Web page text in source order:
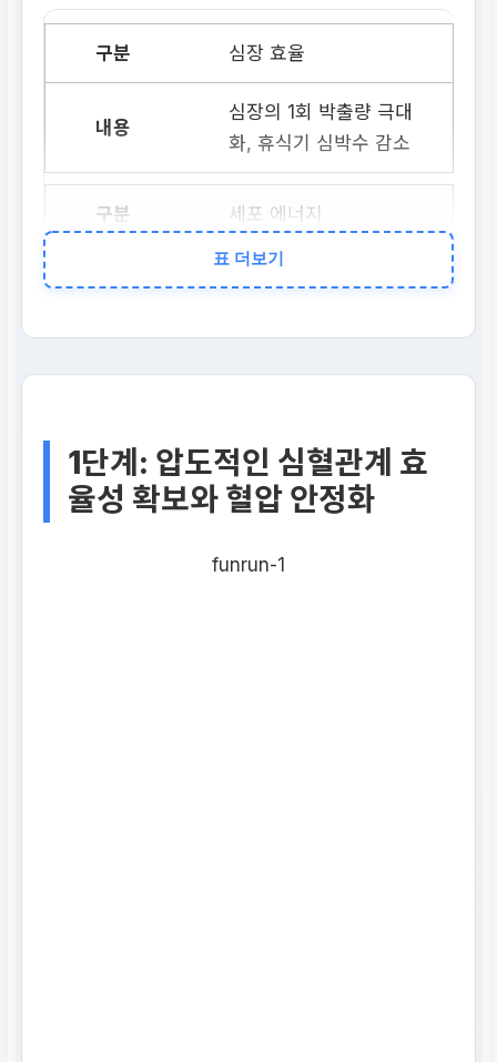
심장 효율
심장의 1회 박출량 극대
화, 휴식기 심박수 감소
세포 에너지
미토콘드리아 밀도 폭발
력 극대화
인슐린 민감도 향상, 혈
당 안정화 및 체지방률
표 더보기
1단계: 압도적인 심혈관계 효
율성 확보와 혈압 안정화
funrun-1